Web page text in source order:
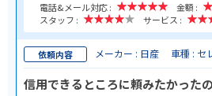
電話&メール対応 :
金額 :
スタッフ :
サービス :
依頼内容 メーカー : 日産 車種 : セ
信用できるところに頼みたかった